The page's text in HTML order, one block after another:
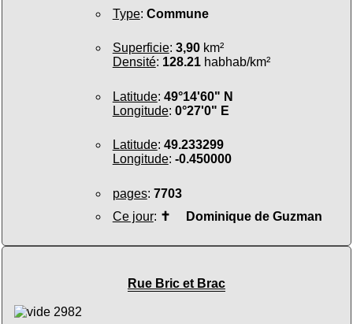
Type: Commune
Superficie: 3,90km²
Densité: 128.21habhab/km²
Latitude: 49°14'60" N
Longitude: 0°27'0" E
Latitude: 49.233299
Longitude: -0.450000
pages: 7703
Ce jour: ✝ Dominique de Guzman
Rue Bric et Brac